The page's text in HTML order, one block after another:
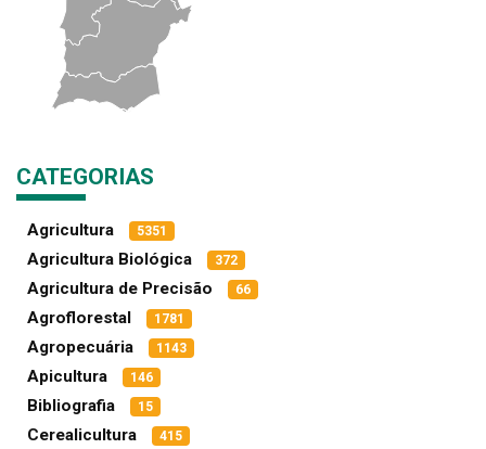
CATEGORIAS
Agricultura 5351
Agricultura Biológica 372
Agricultura de Precisão 66
Agroflorestal 1781
Agropecuária 1143
Apicultura 146
Bibliografia 15
Cerealicultura 415